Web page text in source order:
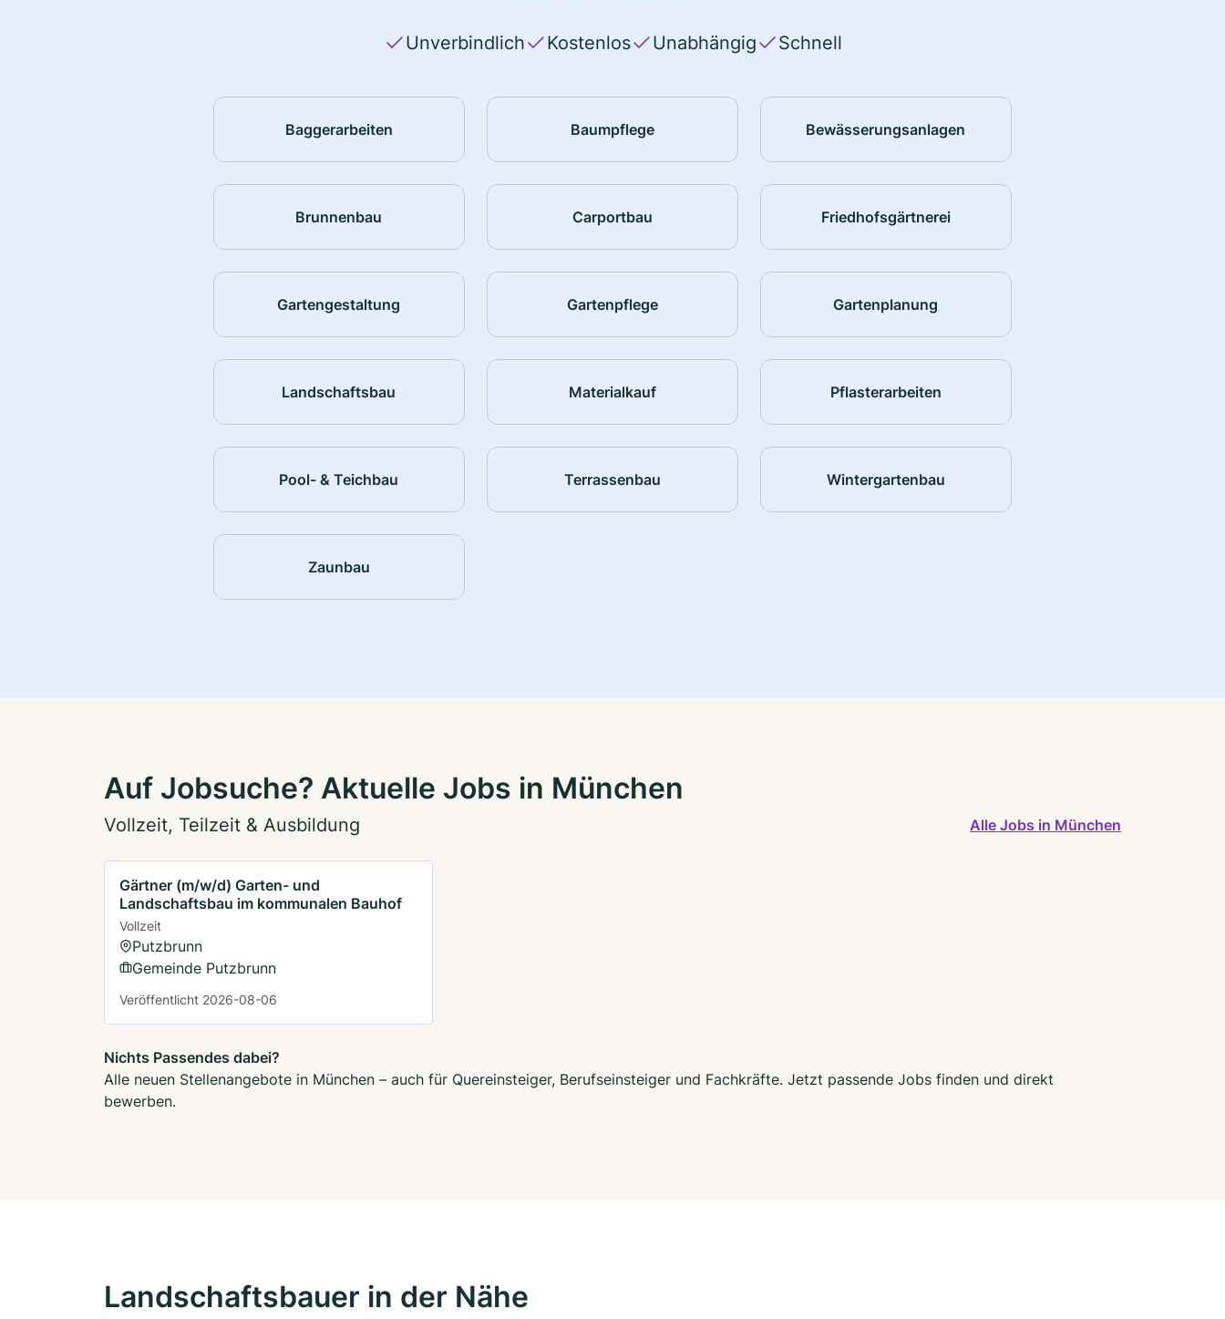
Unverbindlich Kostenlos Unabhängig Schnell
Baggerarbeiten Baumpflege Bewässerungsanlagen
Brunnenbau Carportbau Friedhofsgärtnerei
Gartengestaltung Gartenpflege Gartenplanung
Landschaftsbau Materialkauf Pflasterarbeiten
Pool- & Teichbau Terrassenbau Wintergartenbau
Zaunbau
Auf Jobsuche? Aktuelle Jobs in München
Vollzeit, Teilzeit & Ausbildung Alle Jobs in München
Gärtner (m/w/d) Garten- und
Landschaftsbau im kommunalen Bauhof
Vollzeit
Putzbrunn
Gemeinde Putzbrunn
Veröffentlicht 2026-08-06
Nichts Passendes dabei?
Alle neuen Stellenangebote in München – auch für Quereinsteiger, Berufseinsteiger und Fachkräfte. Jetzt passende Jobs finden und direkt
bewerben.
Landschaftsbauer in der Nähe